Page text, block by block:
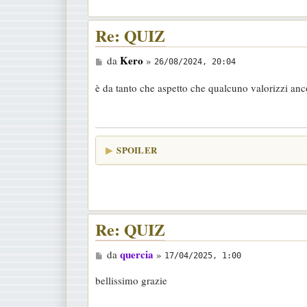
o
Re: QUIZ
M
s
a
g
da Kero » 26/08/2024, 20:04
è da tanto che aspetto che qualcuno valorizzi
SPOILER
Re: QUIZ
M
s
da quercia » 17/04/2025, 1:00
bellissimo grazie